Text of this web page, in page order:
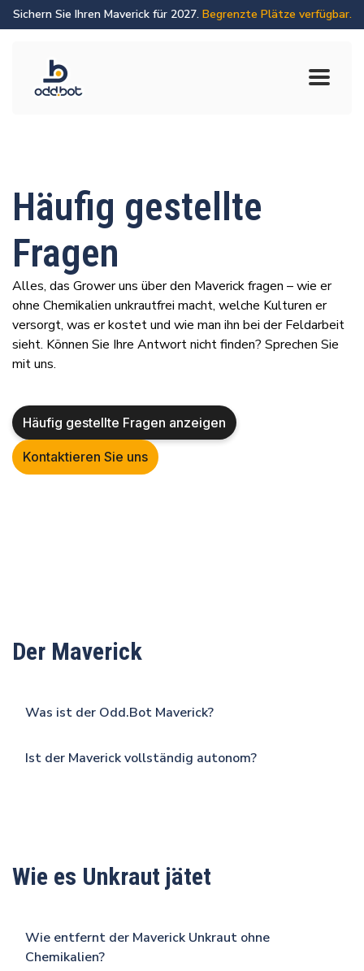
Sichern Sie Ihren Maverick für 2027. Begrenzte Plätze verfügbar.
Häufig gestellte
Fragen
Alles, das Grower uns über den Maverick fragen – wie er
ohne Chemikalien unkrautfrei macht, welche Kulturen er
versorgt, was er kostet und wie man ihn bei der Feldarbeit
sieht. Können Sie Ihre Antwort nicht finden? Sprechen Sie
mit uns.
Häufig gestellte Fragen anzeigen
Kontaktieren Sie uns
Der Maverick
Was ist der Odd.Bot Maverick?
Ist der Maverick vollständig autonom?
Wie es Unkraut jätet
Wie entfernt der Maverick Unkraut ohne
Chemikalien?